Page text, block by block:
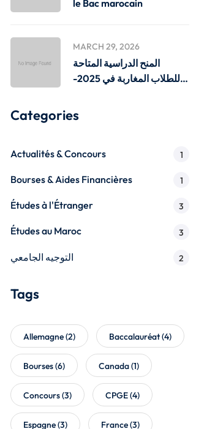
le Bac marocain
MARCH 29, 2026
المنح الدراسية المتاحة
للطلاب المغاربة في 2025-
Categories
Actualités & Concours 1
Bourses & Aides Financières 1
Études à l'Étranger 3
Études au Maroc 3
التوجيه الجامعي 2
Tags
Allemagne(2) Baccalauréat(4)
Bourses(6) Canada(1)
Concours(3) CPGE(4)
Espagne(3) France(3)